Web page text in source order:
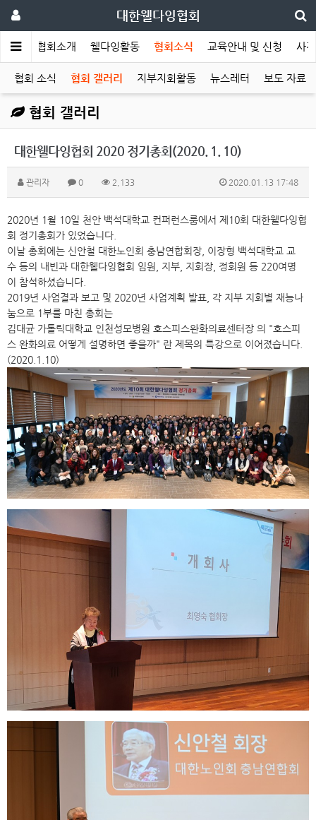
대한웰다잉협회
메인 협회소개 웰다잉활동 협회소식 교육안내 및 신청 사
협회 소식 협회 갤러리 지부지회활동 뉴스레터 보도 자료
협회 갤러리
대한웰다잉협회 2020 정기총회(2020. 1. 10)
관리자 0 2,133 2020.01.13 17:48
2020년 1월 10일 천안 백석대학교 컨퍼런스룸에서 제10회 대한웰다잉협
회 정기총회가 있었습니다.
이날 총회에는 신안철 대한노인회 충남연합회장, 이장형 백석대학교 교
수 등의 내빈과 대한웰다잉협회 임원, 지부, 지회장, 정회원 등 220여명
이 참석하셨습니다.
2019년 사업결과 보고 및 2020년 사업계획 발표, 각 지부 지회별 재능나
눔으로 1부를 마친 총회는
김대균 가톨릭대학교 인천성모병원 호스피스완화의료센터장 의 "호스피
스 완화의료 어떻게 설명하면 좋을까" 란 제목의 특강으로 이어졌습니다.
(2020.1.10)